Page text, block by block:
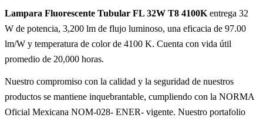
Lampara Fluorescente Tubular FL 32W T8 4100K entrega 32
W de potencia, 3,200 lm de flujo luminoso, una eficacia de 97.00
lm/W y temperatura de color de 4100 K. Cuenta con vida útil
promedio de 20,000 horas.
Nuestro compromiso con la calidad y la seguridad de nuestros
productos se mantiene inquebrantable, cumpliendo con la NORMA
Oficial Mexicana NOM-028- ENER- vigente. Nuestro portafolio